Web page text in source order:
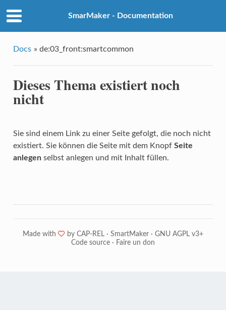
SmarMaker - Documentation
Docs » de:03_front:smartcommon
Dieses Thema existiert noch
nicht
Sie sind einem Link zu einer Seite gefolgt, die noch nicht
existiert. Sie können die Seite mit dem Knopf Seite
anlegenselbst anlegen und mit Inhalt füllen.
Made with ❤ by CAP-REL · SmartMaker · GNU AGPL v3+
Code source · Faire un don